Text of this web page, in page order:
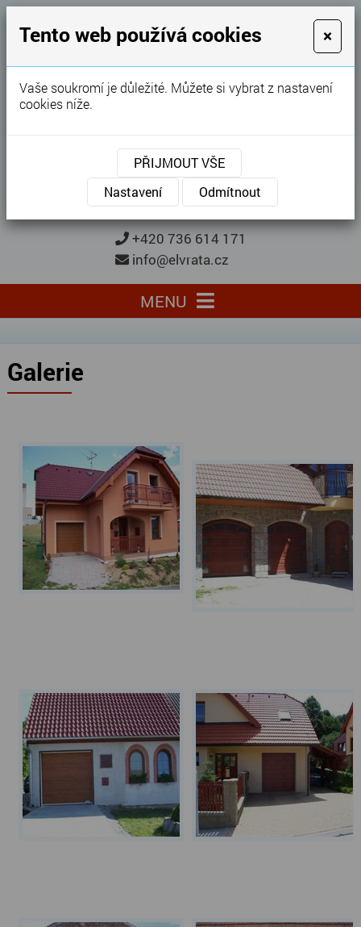
GARÁŽOVÁ VRATA
Karel Procházka
Garážová vrata, brány, ploty ...
Kontaktujte nás
KONTAKTUJTE NÁS
+420 736 614 171
info@elvrata.cz
MENU
Galerie
Tento web používá cookies ×
Vaše soukromí je důležité. Můžete si vybrat z nastavení
cookies níže.
PŘIJMOUT VŠE
Nastavení
Odmítnout